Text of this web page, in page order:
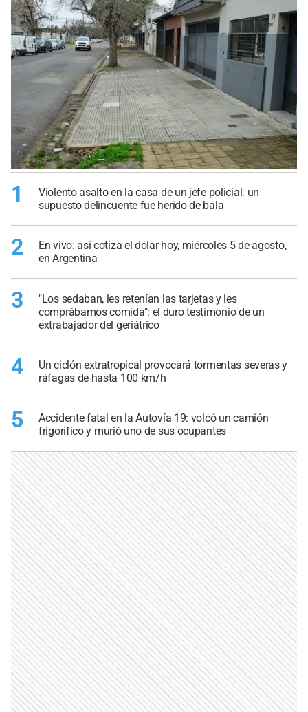
1
Violento asalto en la casa de un jefe policial: un
supuesto delincuente fue herido de bala
2
En vivo: así cotiza el dólar hoy, miércoles 5 de agosto,
en Argentina
3
"Los sedaban, les retenían las tarjetas y les
comprábamos comida": el duro testimonio de un
extrabajador del geriátrico
4
Un ciclón extratropical provocará tormentas severas y
ráfagas de hasta 100 km/h
5
Accidente fatal en la Autovía 19: volcó un camión
frigorífico y murió uno de sus ocupantes